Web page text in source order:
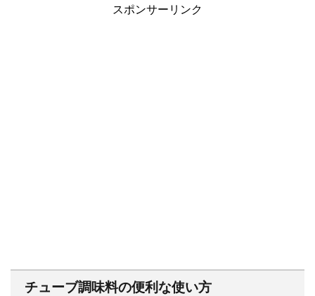
スポンサーリンク
チューブ調味料の便利な使い方